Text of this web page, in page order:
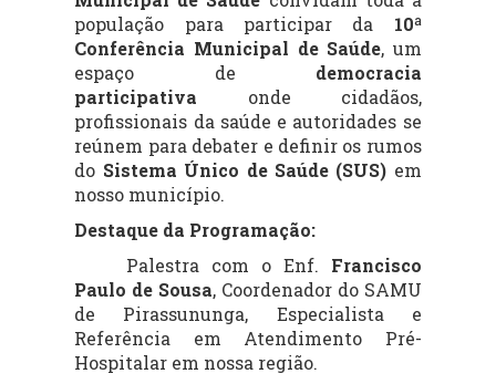
população para participar da 10ª
Conferência Municipal de Saúde, um
espaço de democracia
participativa onde cidadãos,
profissionais da saúde e autoridades se
reúnem para debater e definir os rumos
do Sistema Único de Saúde (SUS) em
nosso município.
Destaque da Programação:
Palestra com o Enf. Francisco
Paulo de Sousa, Coordenador do SAMU
de Pirassununga, Especialista e
Referência em Atendimento Pré-
Hospitalar em nossa região.